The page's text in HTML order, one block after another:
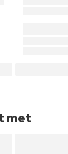
met